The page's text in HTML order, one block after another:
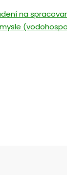
na